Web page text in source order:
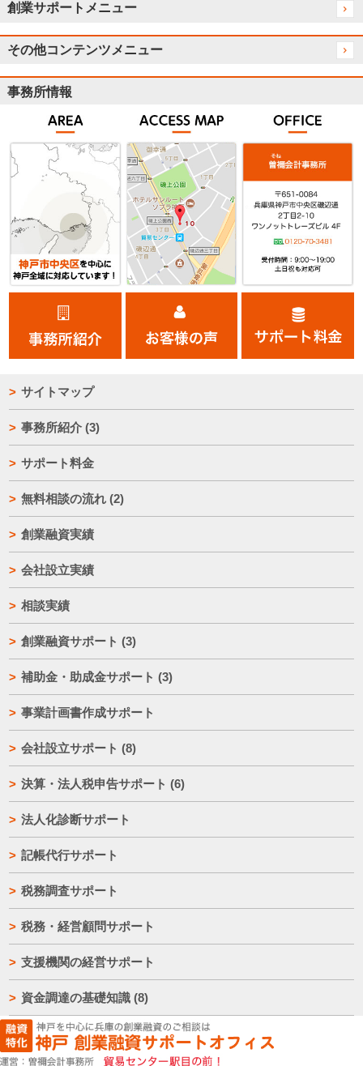
創業サポートメニュー
その他コンテンツメニュー
事務所情報
サイトマップ
事務所紹介 (3)
サポート料金
無料相談の流れ (2)
創業融資実績
会社設立実績
相談実績
創業融資サポート (3)
補助金・助成金サポート (3)
事業計画書作成サポート
会社設立サポート (8)
決算・法人税申告サポート (6)
法人化診断サポート
記帳代行サポート
税務調査サポート
税務・経営顧問サポート
支援機関の経営サポート
資金調達の基礎知識 (8)